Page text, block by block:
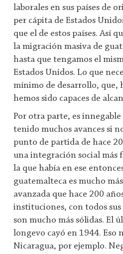
laborales en sus países de
per cápita de Estados
que el de estos países. Así
la migración masiva de
hasta que tengamos el
Estados Unidos. Lo que
mínimo de desarrollo, que,
hemos sido capaces de
Por otra parte, es
tenido muchos avances si
punto de partida de hace
una integración social más
la que había en ese
guatemalteca es mucho
avanzada que hace 200
instituciones, con todos sus
son mucho más sólidas. El
longevo cayó en 1944. Eso
Nicaragua, por ejemplo.